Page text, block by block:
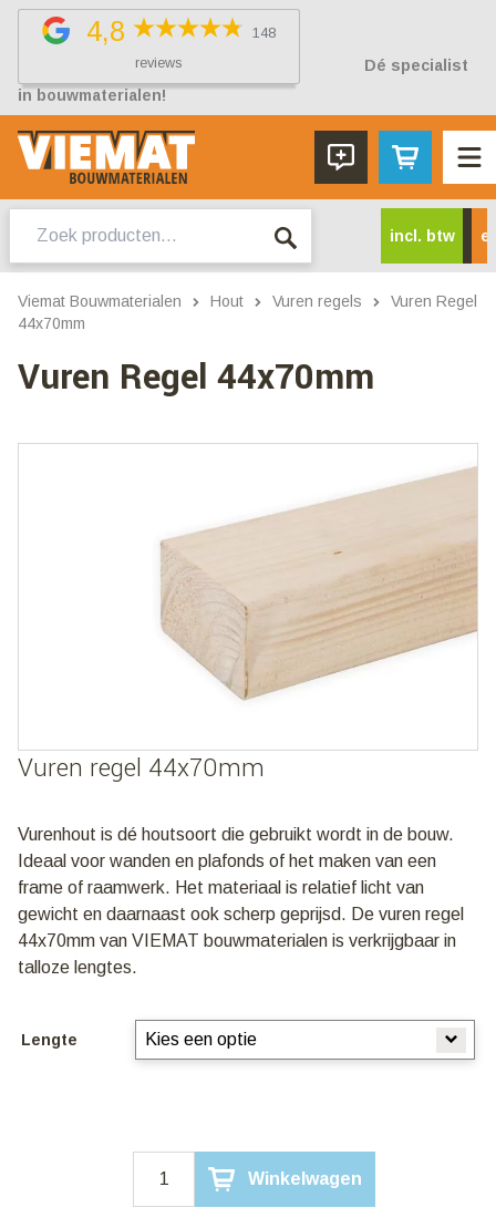
4,8
148
reviews
Dé specialist
in bouwmaterialen!
naar:
incl. btw
Viemat Bouwmaterialen Hout Vuren regels
Vuren Regel
44x70mm
Vuren Regel 44x70mm
Vuren regel 44x70mm
Vurenhout is dé houtsoort die gebruikt wordt in de bouw.
Ideaal voor wanden en plafonds of het maken van een
frame of raamwerk. Het materiaal is relatief licht van
gewicht en daarnaast ook scherp geprijsd. De vuren regel
44x70mm van VIEMAT bouwmaterialen is verkrijgbaar in
talloze lengtes.
Lengte
Regel
44x70mm
Winkelwagen